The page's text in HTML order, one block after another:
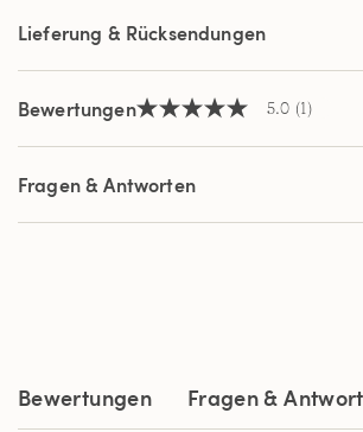
Lieferung & Rücksendungen
Bewertungen5.0
5
Sternen,
Durchschnittswert
Bewertung.
5.0 (1)
Fragen & Antworten
Bewertungen Fragen &